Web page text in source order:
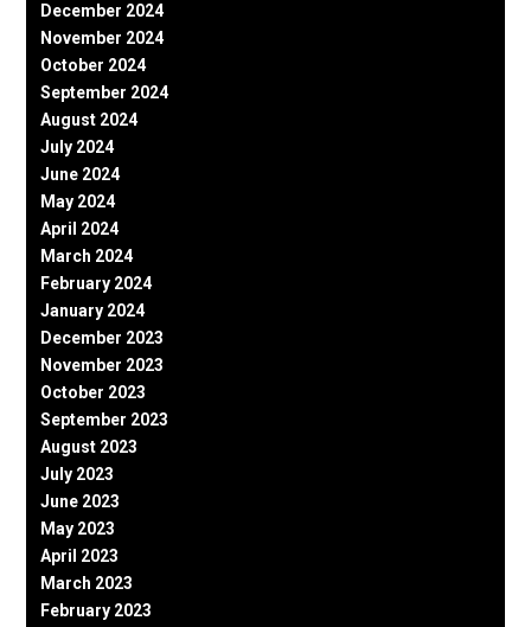
December 2024
November 2024
October 2024
September 2024
August 2024
July 2024
June 2024
May 2024
April 2024
March 2024
February 2024
January 2024
December 2023
November 2023
October 2023
September 2023
August 2023
July 2023
June 2023
May 2023
April 2023
March 2023
February 2023